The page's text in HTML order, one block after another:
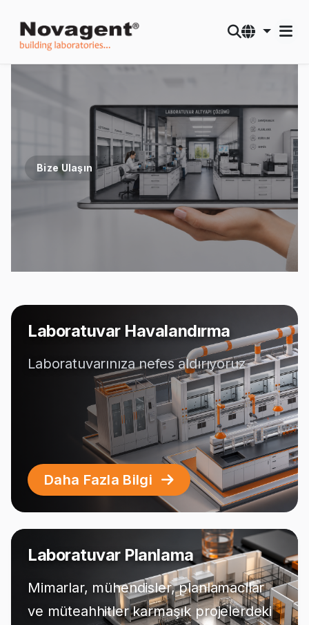
Bize Ulaşın
Laboratuvar Havalandırma
Laboratuvarınıza nefes aldırıyoruz
Daha Fazla Bilgi
Laboratuvar Planlama
Mimarlar, mühendisler, planlamacılar
ve müteahhitler karmaşık projelerdeki